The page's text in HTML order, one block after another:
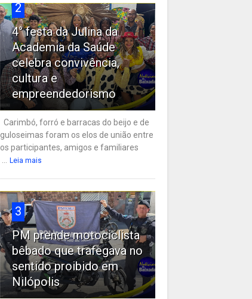
2
4° festa da Julina da
Academia da Saúde
celebra convivência,
cultura e
empreendedorismo
Carimbó, forró e barracas do beijo e de
guloseimas foram os elos de união entre
os participantes, amigos e familiares
... Leia mais
3
PM prende motociclista
bêbado que trafegava no
sentido proibido em
Nilópolis